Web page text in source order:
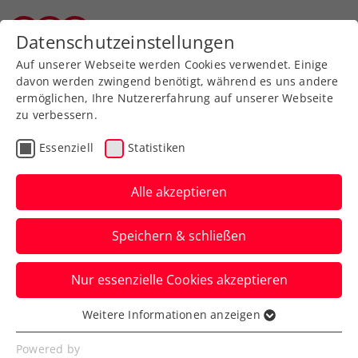
Turniere
Like a Pro! Blitzturnier
powered by Drei
Am 25. Oktober darf sich die
Tennisjugend am Rande der Erste Bank
Open 2024 selbst wie Profis fühlen.
Verfasst von: Presseaussendung / Redaktion, 05.10.2024
Datenschutzeinstellungen
Auf unserer Webseite werden Cookies verwendet. Einige
davon werden zwingend benötigt, während es uns andere
ermöglichen, Ihre Nutzererfahrung auf unserer Webseite
zu verbessern.
Essenziell Statistiken
Alle akzeptieren
Speichern & schließen
Nur essenzielle Cookies akzeptieren
Essenziell
Essenzielle Cookies werden für grundlegende
Weitere Informationen anzeigen
Powered by